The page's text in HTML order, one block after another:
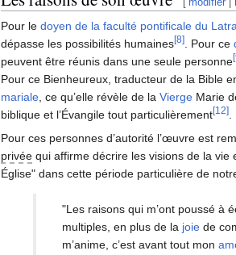
Pour le doyen de la faculté pontificale du
dépasse les possibilités humaines[8] . Pour ce
peuvent être réunis dans une seule personne
Pour ce Bienheureux, traducteur de la Bible
mariale , ce qu’elle révèle de la Vierge Marie
biblique et l’Évangile tout particulièrement[12]
Pour ces personnes d’autorité l’œuvre est
privée qui affirme décrire les visions de la vie
Église" dans cette période particulière de
"Les raisons qui m’ont poussé à
multiples, en plus de la joie de
m’anime, c’est avant tout mon